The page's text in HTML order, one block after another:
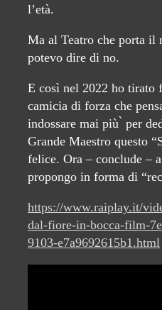
l’età.
Ma al Teatro che porta il
potevo dire di no.
E così nel 2022 ho tirato
camicia di forza che
indossare mai più ̀ per
Grande Maestro questo
felice. Ora – conclude –
propongo in forma di
https://www.raiplay.it/
dal-fiore-in-bocca-film-
9103-e7a9692615b1.html